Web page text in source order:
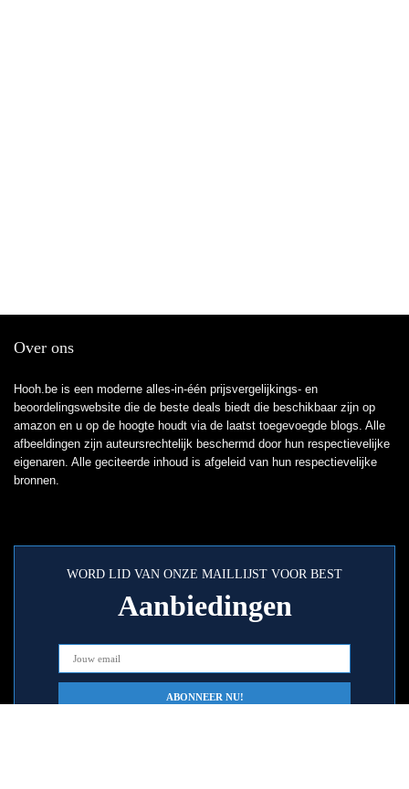
Over ons
Hooh.be is een moderne alles-in-één prijsvergelijkings- en
beoordelingswebsite die de beste deals biedt die beschikbaar zijn op
amazon en u op de hoogte houdt via de laatst toegevoegde blogs. Alle
afbeeldingen zijn auteursrechtelijk beschermd door hun respectievelijke
eigenaren. Alle geciteerde inhoud is afgeleid van hun respectievelijke
bronnen.
WORD LID VAN ONZE MAILLIJST VOOR BEST
Aanbiedingen